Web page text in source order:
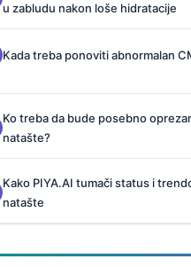
u zabludu nakon loše hidratacije
Kada treba ponoviti abnormalan
Ko treba da bude posebno
natašte?
Kako PIYA.AI tumači status i
natašte